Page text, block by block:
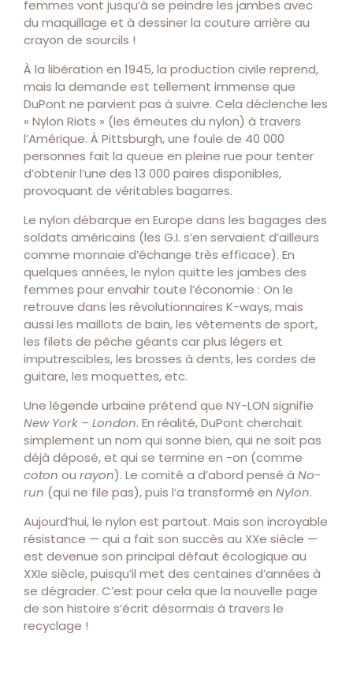
femmes vont jusqu’à se peindre les jambes avec
du maquillage et à dessiner la couture arrière au
crayon de sourcils !
À la libération en 1945, la production civile reprend,
mais la demande est tellement immense que
DuPont ne parvient pas à suivre. Cela déclenche les
« Nylon Riots » (les émeutes du nylon) à travers
l’Amérique. À Pittsburgh, une foule de 40 000
personnes fait la queue en pleine rue pour tenter
d’obtenir l’une des 13 000 paires disponibles,
provoquant de véritables bagarres.
Le nylon débarque en Europe dans les bagages des
soldats américains (les G.I. s’en servaient d’ailleurs
comme monnaie d’échange très efficace). En
quelques années, le nylon quitte les jambes des
femmes pour envahir toute l’économie : On le
retrouve dans les révolutionnaires K-ways, mais
aussi les maillots de bain, les vêtements de sport,
les filets de pêche géants car plus légers et
imputrescibles, les brosses à dents, les cordes de
guitare, les moquettes, etc.
Une légende urbaine prétend que NY-LON signifie
New York – London. En réalité, DuPont cherchait
simplement un nom qui sonne bien, qui ne soit pas
déjà déposé, et qui se termine en -on (comme
coton ou rayon). Le comité a d’abord pensé à No-
run (qui ne file pas), puis l’a transformé en Nylon.
Aujourd’hui, le nylon est partout. Mais son incroyable
résistance — qui a fait son succès au XXe siècle —
est devenue son principal défaut écologique au
XXIe siècle, puisqu’il met des centaines d’années à
se dégrader. C’est pour cela que la nouvelle page
de son histoire s’écrit désormais à travers le
recyclage !